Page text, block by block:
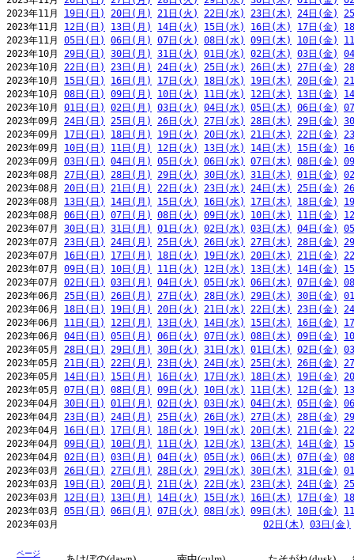
2023年11月 19日(日) 20日(月) 21日(火) 22日(水) 23日(木) 24日(金)
2023年11月 12日(日) 13日(月) 14日(火) 15日(水) 16日(木) 17日(金)
2023年11月 05日(日) 06日(月) 07日(火) 08日(水) 09日(木) 10日(金)
2023年10月 29日(日) 30日(月) 31日(火) 01日(水) 02日(木) 03日(金)
2023年10月 22日(日) 23日(月) 24日(火) 25日(水) 26日(木) 27日(金)
2023年10月 15日(日) 16日(月) 17日(火) 18日(水) 19日(木) 20日(金)
2023年10月 08日(日) 09日(月) 10日(火) 11日(水) 12日(木) 13日(金)
2023年10月 01日(日) 02日(月) 03日(火) 04日(水) 05日(木) 06日(金)
2023年09月 24日(日) 25日(月) 26日(火) 27日(水) 28日(木) 29日(金)
2023年09月 17日(日) 18日(月) 19日(火) 20日(水) 21日(木) 22日(金)
2023年09月 10日(日) 11日(月) 12日(火) 13日(水) 14日(木) 15日(金)
2023年09月 03日(日) 04日(月) 05日(火) 06日(水) 07日(木) 08日(金)
2023年08月 27日(日) 28日(月) 29日(火) 30日(水) 31日(木) 01日(金)
2023年08月 20日(日) 21日(月) 22日(火) 23日(水) 24日(木) 25日(金)
2023年08月 13日(日) 14日(月) 15日(火) 16日(水) 17日(木) 18日(金)
2023年08月 06日(日) 07日(月) 08日(火) 09日(水) 10日(木) 11日(金)
2023年07月 30日(日) 31日(月) 01日(火) 02日(水) 03日(木) 04日(金)
2023年07月 23日(日) 24日(月) 25日(火) 26日(水) 27日(木) 28日(金)
2023年07月 16日(日) 17日(月) 18日(火) 19日(水) 20日(木) 21日(金)
2023年07月 09日(日) 10日(月) 11日(火) 12日(水) 13日(木) 14日(金)
2023年07月 02日(日) 03日(月) 04日(火) 05日(水) 06日(木) 07日(金)
2023年06月 25日(日) 26日(月) 27日(火) 28日(水) 29日(木) 30日(金)
2023年06月 18日(日) 19日(月) 20日(火) 21日(水) 22日(木) 23日(金)
2023年06月 11日(日) 12日(月) 13日(火) 14日(水) 15日(木) 16日(金)
2023年06月 04日(日) 05日(月) 06日(火) 07日(水) 08日(木) 09日(金)
2023年05月 28日(日) 29日(月) 30日(火) 31日(水) 01日(木) 02日(金)
2023年05月 21日(日) 22日(月) 23日(火) 24日(水) 25日(木) 26日(金)
2023年05月 14日(日) 15日(月) 16日(火) 17日(水) 18日(木) 19日(金)
2023年05月 07日(日) 08日(月) 09日(火) 10日(水) 11日(木) 12日(金)
2023年04月 30日(日) 01日(月) 02日(火) 03日(水) 04日(木) 05日(金)
2023年04月 23日(日) 24日(月) 25日(火) 26日(水) 27日(木) 28日(金)
2023年04月 16日(日) 17日(月) 18日(火) 19日(水) 20日(木) 21日(金)
2023年04月 09日(日) 10日(月) 11日(火) 12日(水) 13日(木) 14日(金)
2023年04月 02日(日) 03日(月) 04日(火) 05日(水) 06日(木) 07日(金)
2023年03月 26日(日) 27日(月) 28日(火) 29日(水) 30日(木) 31日(金)
2023年03月 19日(日) 20日(月) 21日(火) 22日(水) 23日(木) 24日(金)
2023年03月 12日(日) 13日(月) 14日(火) 15日(水) 16日(木) 17日(金)
2023年03月 05日(日) 06日(月) 07日(火) 08日(水) 09日(木) 10日(金)
2023年03月 02日(木) 03日(金)
ページ